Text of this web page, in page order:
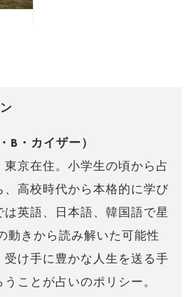
B・カイザー）
京在住。小学生の頃から占
高校時代から本格的に学び
は英語、日本語、韓国語で星
動きから読み解いた可能性
受け手に豊かな人生を送る手
ことが占いのポリシー。